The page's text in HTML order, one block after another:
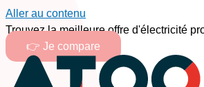
Aller au contenu
Trouvez la meilleure offre d'électricité
👉 Je compare